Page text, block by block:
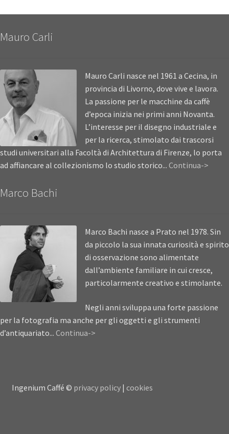
Mauro Carli
Mauro Carli nasce nel 1961 a Cecina, in
provincia di Livorno, dove vive e lavora.
La passione per le macchine da caffè
d’epoca inizia nei primi anni Novanta.
L’interesse per il disegno industriale e
per la ricerca, stimolato dai trascorsi
studi universitari alla Facoltà di Architettura di Firenze, lo porta
ad affiancare al collezionismo lo studio storico... Continua->
Marco Bachi
Marco Bachi nasce a Prato nel 1978. Sin
da piccolo la sua innata curiosità e spirito
di osservazione sono alimentate
dall’ambiente familiare in cui cresce,
particolarmente creativo e stimolante.
Negli anni sviluppa una forte passione
per la fotografia ma anche per gli oggetti e gli strumenti
d’antiquariato... Continua->
Ingenium Caffé © privacy policy| cookies